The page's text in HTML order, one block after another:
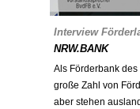
Interview
NRW.BANK
Als Förderbank
große Zahl von
aber stehen